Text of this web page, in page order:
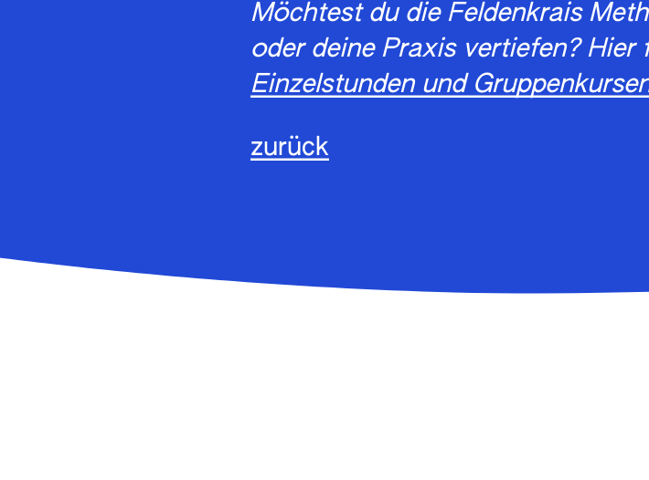
Möchtest du die Feldenkrais
oder deine Praxis vertiefen?
Einzelstunden und
zurück